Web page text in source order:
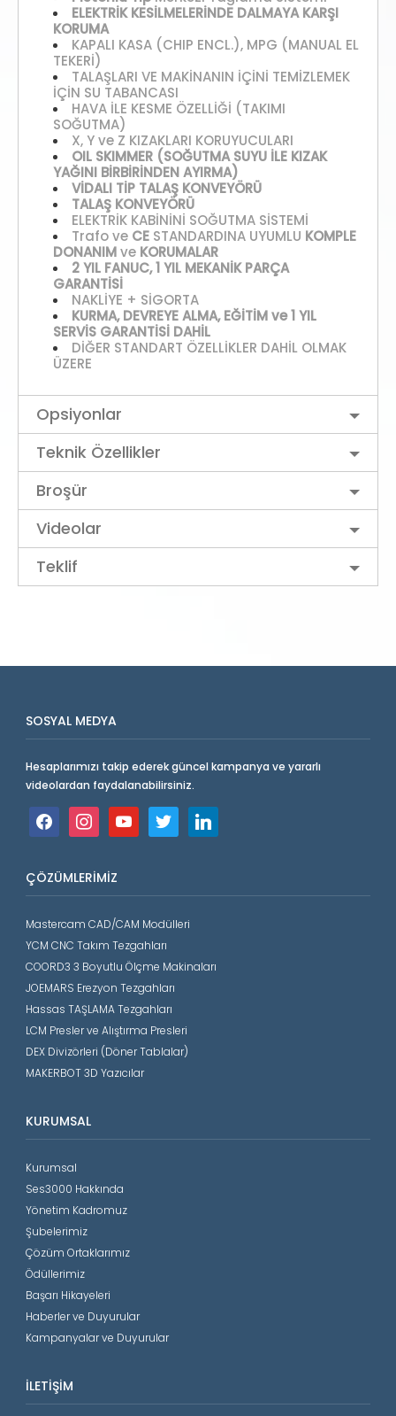
ELEKTRİK KESİLMELERİNDE DALMAYA KARŞI
KORUMA
KAPALI KASA (CHIP ENCL.), MPG (MANUAL EL
TEKERİ)
TALAŞLARI VE MAKİNANIN İÇİNİ TEMİZLEMEK
İÇİN SU TABANCASI
HAVA İLE KESME ÖZELLİĞİ (TAKIMI
SOĞUTMA)
X, Y ve Z KIZAKLARI KORUYUCULARI
OIL SKIMMER (SOĞUTMA SUYU İLE KIZAK
YAĞINI BİRBİRİNDEN AYIRMA)
VİDALI TİP TALAŞ KONVEYÖRÜ
TALAŞ KONVEYÖRÜ
ELEKTRİK KABİNİNİ SOĞUTMA SİSTEMİ
Trafo ve CE STANDARDINA UYUMLU KOMPLE
DONANIMve KORUMALAR
2 YIL FANUC, 1 YIL MEKANİK PARÇA
GARANTİSİ
NAKLİYE + SİGORTA
KURMA, DEVREYE ALMA, EĞİTİM ve 1 YIL
SERVİS GARANTİSİ DAHİL
DİĞER STANDART ÖZELLİKLER DAHİL OLMAK
ÜZERE
Opsiyonlar
Teknik Özellikler
Broşür
Videolar
Teklif
SOSYAL MEDYA
Hesaplarımızı takip ederek güncel kampanya ve yararlı
videolardan faydalanabilirsiniz.
facebookinstagramyoutube twitter linkedin
ÇÖZÜMLERIMIZ
Mastercam CAD/CAM Modülleri
YCM CNC Takım Tezgahları
COORD3 3 Boyutlu Ölçme Makinaları
JOEMARS Erezyon Tezgahları
Hassas TAŞLAMA Tezgahları
LCM Presler ve Alıştırma Presleri
DEX Divizörleri (Döner Tablalar)
MAKERBOT 3D Yazıcılar
KURUMSAL
Kurumsal
Ses3000 Hakkında
Yönetim Kadromuz
Şubelerimiz
Çözüm Ortaklarımız
Ödüllerimiz
Başarı Hikayeleri
Haberler ve Duyurular
Kampanyalar ve Duyurular
İLETIŞIM